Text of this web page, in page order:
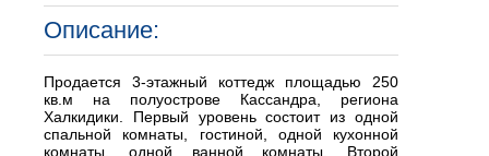
Описание:
Продается 3-этажный коттедж площадью 250
кв.м на полуострове Кассандра, региона
Халкидики. Первый уровень состоит из одной
спальной комнаты, гостиной, одной кухонной
комнаты, одной ванной комнаты. Второй